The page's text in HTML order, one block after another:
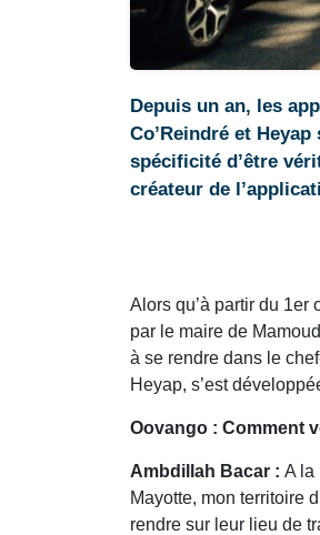
Depuis un an, les
Co’Reindré et
spécificité d’être
créateur de
Alors qu’à partir du
par le maire de
à se rendre dans le
Heyap, s’est
Oovango : Comment
Ambdillah Bacar : A la
Mayotte, mon territoire
rendre sur leur lieu de